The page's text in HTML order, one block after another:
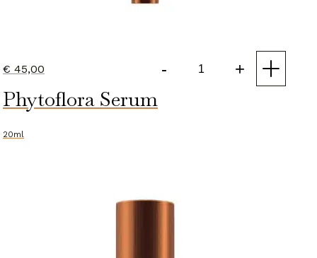
€ 45,00 -
Correction
+
Phytoflora Serum
20ml